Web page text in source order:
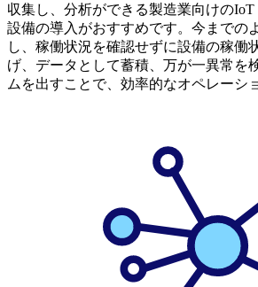
収集し、分析ができる製造業向けのIoT
設備の導入がおすすめです。今までの
し、稼働状況を確認せずに設備の稼働
げ、データとして蓄積、万が一異常を
ムを出すことで、効率的なオペレーシ